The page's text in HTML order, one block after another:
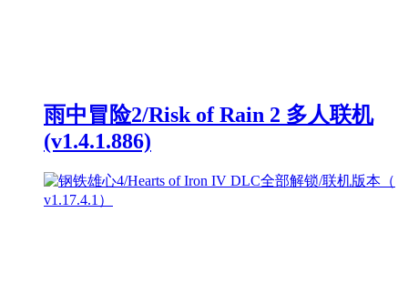
雨中冒险2/Risk of Rain 2 多人联机
(v1.4.1.886)